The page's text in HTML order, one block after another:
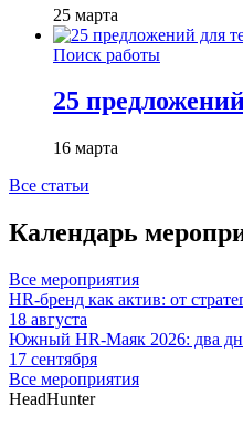
25 марта
Поиск работы
25
16 марта
Все статьи
Календарь
Все мероприятия
HR-бренд как актив: от
18 августа
Южный HR-Маяк 2026: два
17 сентября
Все мероприятия
HeadHunter